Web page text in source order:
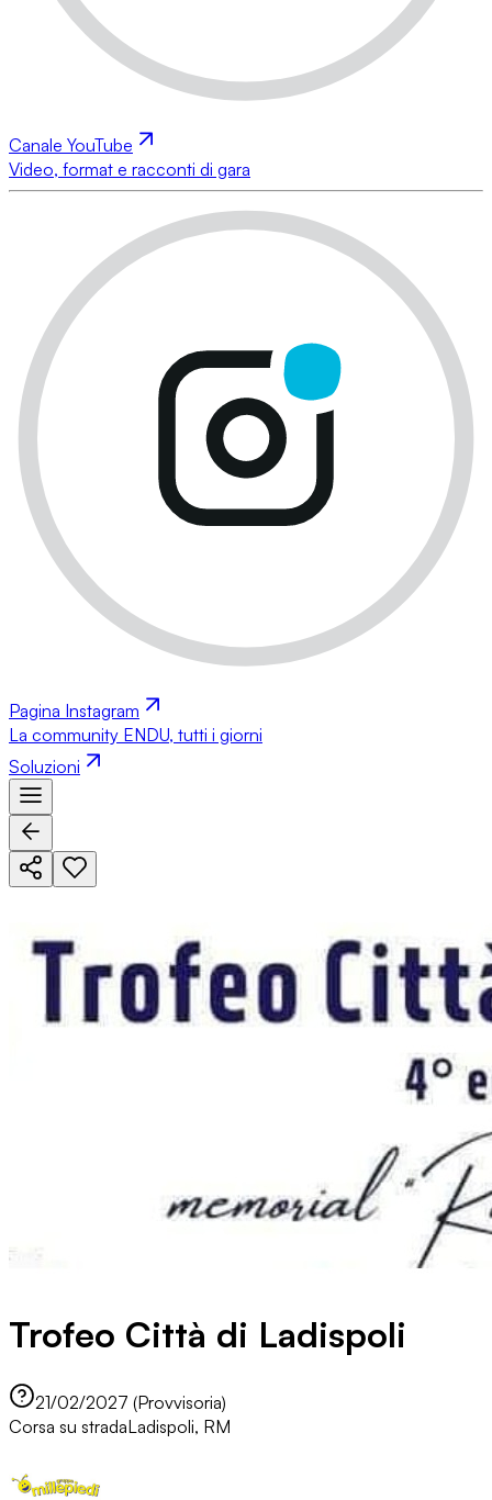
Canale YouTube
Video, format e racconti di gara
Pagina Instagram
La community ENDU, tutti i giorni
Soluzioni
Trofeo Città di Ladispoli
21/02/2027 (Provvisoria)
Corsa su stradaLadispoli, RM